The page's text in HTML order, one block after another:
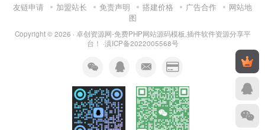
友链申请 加盟站长 免责声明 搭建价格 广告合作
网站地
图
Copyright © 2026 · 卓创资源网-免费PHP网站源码模板,插件软件资源分享平
台！ ·滇ICP备2022005568号